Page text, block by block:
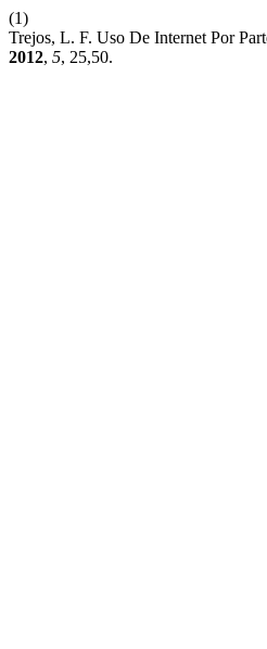
(1)
Trejos, L. F. Uso De Internet Por
2012, 5, 25,50.